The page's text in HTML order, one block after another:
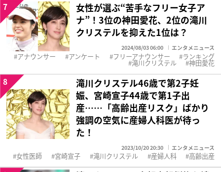
女性が選ぶ“苦手なフリー女子ア
ナ”！3位の神田愛花、2位の滝川
クリステルを抑えた1位は？
2024/08/03 06:00 エンタメニュース
7
アナウンサー アンケート フリーアナウンサー ランキング
滝川クリステル 神田愛花
滝川クリステル46歳で第2子妊
娠、宮崎宣子44歳で第1子出
産……「高齢出産リスク」ばかり
強調の空気に産婦人科医が待っ
た！
2023/10/20 20:30 エンタメニュース
8
女性医師 宮崎宣子 滝川クリステル 産婦人科 高齢出産